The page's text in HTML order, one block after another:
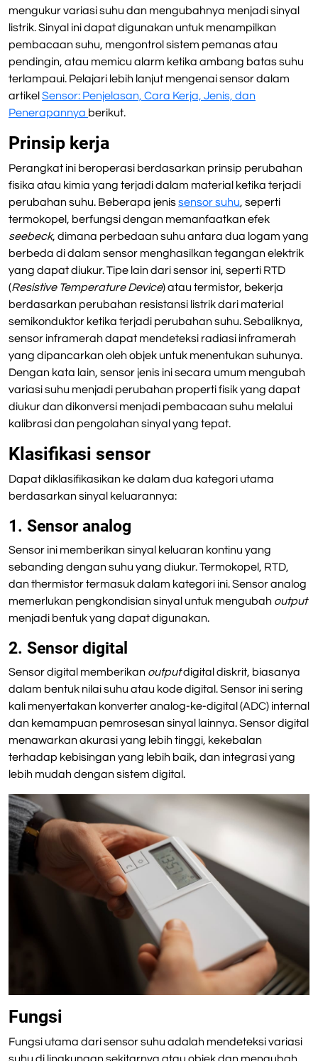
mengukur variasi suhu dan mengubahnya menjadi sinyal
listrik. Sinyal ini dapat digunakan untuk menampilkan
pembacaan suhu, mengontrol sistem pemanas atau
pendingin, atau memicu alarm ketika ambang batas suhu
terlampaui. Pelajari lebih lanjut mengenai sensor dalam
artikel Sensor: Penjelasan, Cara Kerja, Jenis, dan
Penerapannya berikut.
Prinsip kerja
Perangkat ini beroperasi berdasarkan prinsip perubahan
fisika atau kimia yang terjadi dalam material ketika terjadi
perubahan suhu. Beberapa jenissensor suhu, seperti
termokopel, berfungsi dengan memanfaatkan efek
seebeck, dimana perbedaan suhu antara dua logam yang
berbeda di dalam sensor menghasilkan tegangan elektrik
yang dapat diukur. Tipe lain dari sensor ini, seperti RTD
(Resistive Temperature Device) atau termistor, bekerja
berdasarkan perubahan resistansi listrik dari material
semikonduktor ketika terjadi perubahan suhu. Sebaliknya,
sensor inframerah dapat mendeteksi radiasi inframerah
yang dipancarkan oleh objek untuk menentukan suhunya.
Dengan kata lain, sensor jenis ini secara umum mengubah
variasi suhu menjadi perubahan properti fisik yang dapat
diukur dan dikonversi menjadi pembacaan suhu melalui
kalibrasi dan pengolahan sinyal yang tepat.
Klasifikasi sensor
Dapat diklasifikasikan ke dalam dua kategori utama
berdasarkan sinyal keluarannya:
1. Sensor analog
Sensor ini memberikan sinyal keluaran kontinu yang
sebanding dengan suhu yang diukur. Termokopel, RTD,
dan thermistor termasuk dalam kategori ini. Sensor analog
memerlukan pengkondisian sinyal untuk mengubah output
menjadi bentuk yang dapat digunakan.
2. Sensor digital
Sensor digital memberikan outputdigital diskrit, biasanya
dalam bentuk nilai suhu atau kode digital. Sensor ini sering
kali menyertakan konverter analog-ke-digital (ADC) internal
dan kemampuan pemrosesan sinyal lainnya. Sensor digital
menawarkan akurasi yang lebih tinggi, kekebalan
terhadap kebisingan yang lebih baik, dan integrasi yang
lebih mudah dengan sistem digital.
Fungsi
Fungsi utama dari sensor suhu adalah mendeteksi variasi